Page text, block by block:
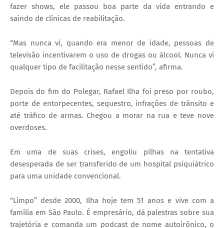
fazer shows, ele passou boa parte da vida entrando e
saindo de clínicas de reabilitação.
“Mas nunca vi, quando era menor de idade, pessoas de
televisão incentivarem o uso de drogas ou álcool. Nunca vi
qualquer tipo de facilitação nesse sentido”, afirma.
Depois do fim do Polegar, Rafael Ilha foi preso por roubo,
porte de entorpecentes, sequestro, infrações de trânsito e
até tráfico de armas. Chegou a morar na rua e teve nove
overdoses.
Em uma de suas crises, engoliu pilhas na tentativa
desesperada de ser transferido de um hospital psiquiátrico
para uma unidade convencional.
“Limpo” desde 2000, Ilha hoje tem 51 anos e vive com a
família em São Paulo. É empresário, dá palestras sobre sua
trajetória e comanda um podcast de nome autoirônico, o